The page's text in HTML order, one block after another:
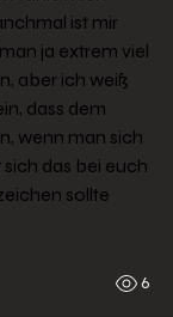
ist mir
ja extrem viel
aber ich weiß
dass dem
wenn man sich
das bei euch
sollte
6